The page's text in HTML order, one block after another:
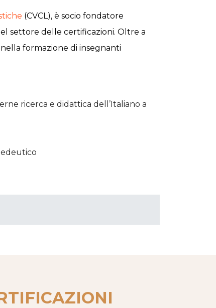
(CVCL), è socio fondatore
settore delle certificazioni. Oltre a
formazione di insegnanti
ricerca e didattica dell’Italiano a